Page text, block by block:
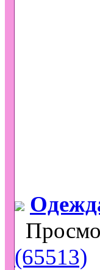
(65513)